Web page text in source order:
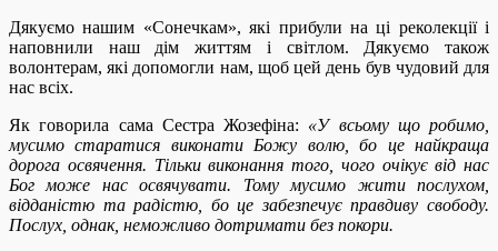
Дякуємо нашим «Сонечкам», які прибули на ці реколекції і
наповнили наш дім життям і світлом. Дякуємо також
волонтерам, які допомогли нам, щоб цей день був чудовий для
нас всіх.
Як говорила сама Сестра Жозефіна: «У всьому що робимо,
мусимо старатися виконати Божу волю, бо це найкраща
дорога освячення. Тільки виконання того, чого очікує від нас
Бог може нас освячувати. Тому мусимо жити послухом,
відданістю та радістю, бо це забезпечує правдиву свободу.
Послух, однак, неможливо дотримати без покори.